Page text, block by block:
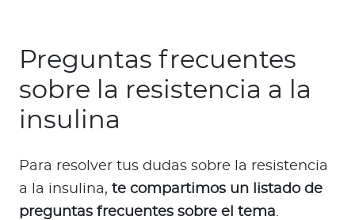
Preguntas frecuentes
sobre la resistencia a la
insulina
Para resolver tus dudas sobre la resistencia
a la insulina, te compartimos un listado de
preguntas frecuentes sobre el tema.